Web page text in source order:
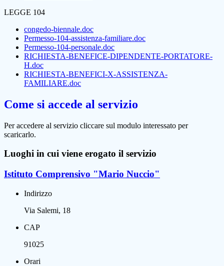
LEGGE 104
congedo-biennale.doc
Permesso-104-assistenza-familiare.doc
Permesso-104-personale.doc
RICHIESTA-BENEFICE-DIPENDENTE-PORTATORE-
H.doc
RICHIESTA-BENEFICI-X-ASSISTENZA-
FAMILIARE.doc
Come si accede al servizio
Per accedere al servizio cliccare sul modulo interessato per
scaricarlo.
Luoghi in cui viene erogato il servizio
Istituto Comprensivo "Mario Nuccio"
Indirizzo
Via Salemi, 18
CAP
91025
Orari